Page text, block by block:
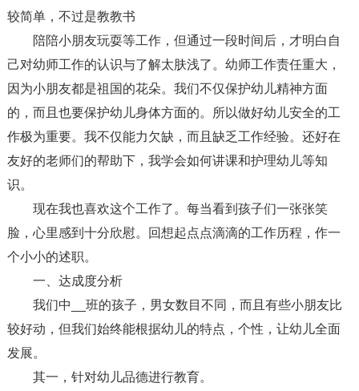
较简单，不过是教教书
陪陪小朋友玩耍等工作，但通过一段时间后，才明白自
己对幼师工作的认识与了解太肤浅了。幼师工作责任重大，
因为小朋友都是祖国的花朵。我们不仅保护幼儿精神方面
的，而且也要保护幼儿身体方面的。所以做好幼儿安全的工
作极为重要。我不仅能力欠缺，而且缺乏工作经验。还好在
友好的老师们的帮助下，我学会如何讲课和护理幼儿等知
识。
现在我也喜欢这个工作了。每当看到孩子们一张张笑
脸，心里感到十分欣慰。回想起点点滴滴的工作历程，作一
个小小的述职。
一、达成度分析
我们中__班的孩子，男女数目不同，而且有些小朋友比
较好动，但我们始终能根据幼儿的特点，个性，让幼儿全面
发展。
其一，针对幼儿品德进行教育。